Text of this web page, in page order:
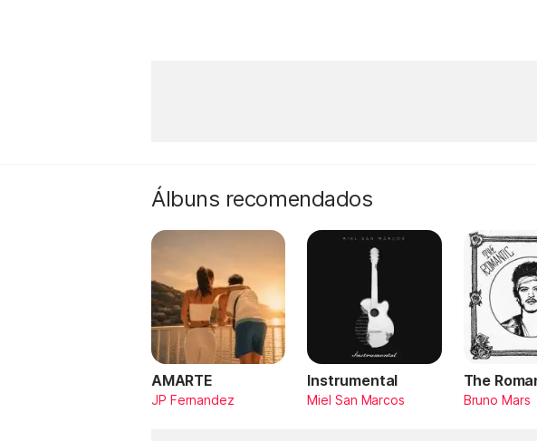
Álbuns recomendados
AMARTE
JP Fernandez
Instrumental
Miel San Marcos
The
Bruno Mars